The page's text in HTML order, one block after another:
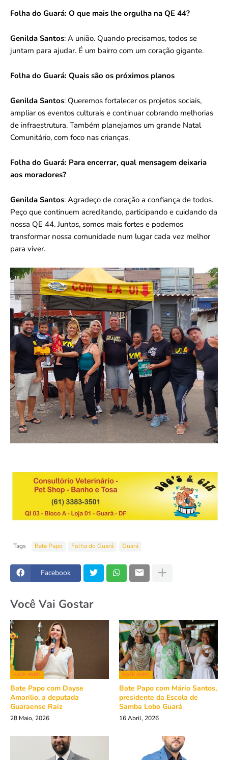
Folha do Guará: O que mais lhe orgulha na QE 44?
Genilda Santos: A união. Quando precisamos, todos se
juntam para ajudar. É um bairro com um coração gigante.
Folha do Guará: Quais são os próximos planos
Genilda Santos: Queremos fortalecer os projetos sociais,
ampliar os eventos culturais e continuar cobrando melhorias
de infraestrutura. Também planejamos um grande Natal
Comunitário, com foco nas crianças.
Folha do Guará: Para encerrar, qual mensagem deixaria
aos moradores?
Genilda Santos: Agradeço de coração a confiança de todos.
Peço que continuem acreditando, participando e cuidando da
nossa QE 44. Juntos, somos mais fortes e podemos
transformar nossa comunidade num lugar cada vez melhor
para viver.
Tags Bate Papo Folha do Guará Guará
Facebook
Você Vai Gostar
BATE PAPO
Bate Papo com Dayse
Amarilio, a deputada
Guaraense Raiz
28 Maio, 2026
BATE PAPO
Bate Papo com Mário Santos,
presidente da Escola de
Samba Lobo Guará
16 Abril, 2026